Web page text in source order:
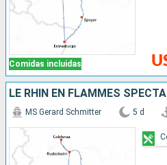
Comidas incluidas
MS Gerard Schmitter 5 d